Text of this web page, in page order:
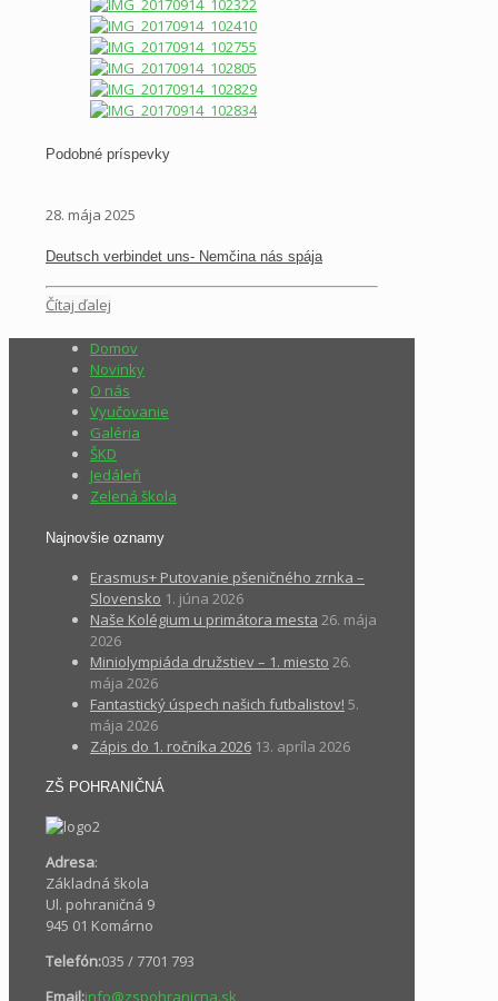
Podobné príspevky
28. mája 2025
Deutsch verbindet uns- Nemčina nás spája
Čítaj ďalej
Domov
Novinky
O nás
Vyučovanie
Galéria
ŠKD
Jedáleň
Zelená škola
Najnovšie oznamy
Erasmus+ Putovanie pšeničného zrnka –
Slovensko 1. júna 2026
Naše Kolégium u primátora mesta 26. mája
2026
Miniolympiáda družstiev – 1. miesto 26.
mája 2026
Fantastický úspech našich futbalistov! 5.
mája 2026
Zápis do 1. ročníka 2026 13. apríla 2026
ZŠ POHRANIČNÁ
Adresa:
Základná škola
Ul. pohraničná 9
945 01 Komárno
Telefón:035 / 7701 793